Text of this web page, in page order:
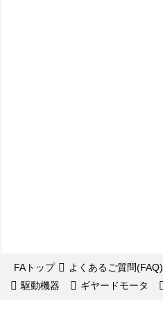
FAトップ よくあるご質問(FAQ)
駆動機器
ギヤードモータ